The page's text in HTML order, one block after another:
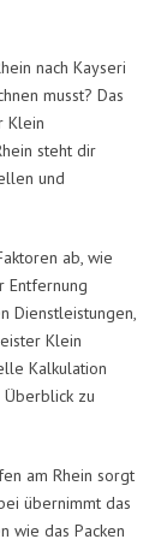
nach Kayseri
musst? Das
Klein
steht dir
und
ab, wie
Entfernung
Dienstleistungen,
Klein
Kalkulation
zu
am Rhein sorgt
übernimmt das
wie das Packen